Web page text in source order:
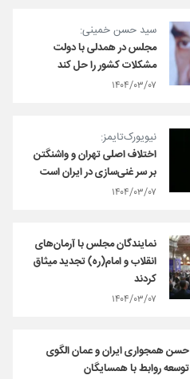
سید حسن خمینی:
مجلس در همدلی با دولت
مشکلات کشور را حل کند
۱۴۰۴/۰۳/۰۷
نیویورک‌تایمز:
اختلاف اصلی تهران و واشنگتن
بر سر غنی‌سازی در ایران است
۱۴۰۴/۰۳/۰۷
نمایندگان مجلس با آرمان‌های
انقلاب و امام(ره) تجدید میثاق
کردند
۱۴۰۴/۰۳/۰۷
حسن همجواری ایران و عمان الگوی
توسعه روابط با همسایگان